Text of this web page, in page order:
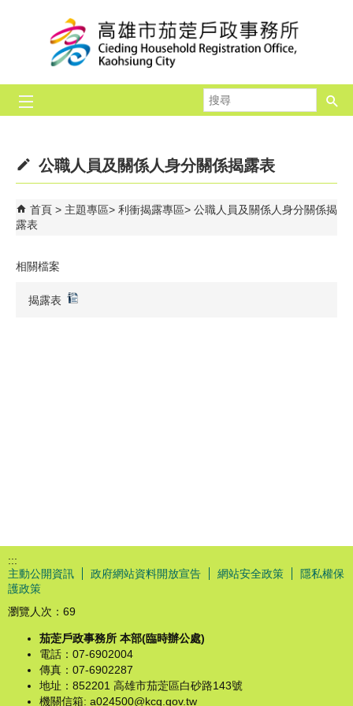
尋
公職人員及關係人身分關係揭露表
首頁 主題專區 利衝揭露專區
公職人員及關係人身分關係揭
露表
相關檔案
揭露表
:::
主動公開資訊
政府網站資料開放宣告 網站安全政策
隱私權保
護政策
瀏覽人次： 69
茄萣戶政事務所 本部(臨時辦公處)
電話：07-6902004
傳真：07-6902287
地址：852201 高雄市茄萣區白砂路143號
機關信箱: a024500@kcg.gov.tw